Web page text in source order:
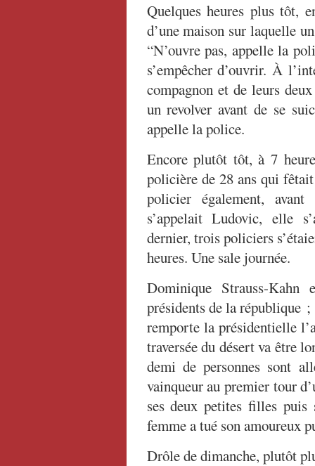
Quelques heures plus tôt,
d’une maison sur laquelle
“N’ouvre pas, appelle la
s’empêcher d’ouvrir. À
compagnon et de leurs
un revolver avant de se
appelle la police.
Encore plutôt tôt, à 7
policière de 28 ans qui
policier également,
s’appelait Ludovic, elle
dernier, trois policiers
heures. Une sale journée.
Dominique Strauss-
présidents de la république
remporte la présidentielle
traversée du désert va être
demi de personnes sont
vainqueur au premier tour
ses deux petites filles
femme a tué son amoureux
Drôle de dimanche, plutôt